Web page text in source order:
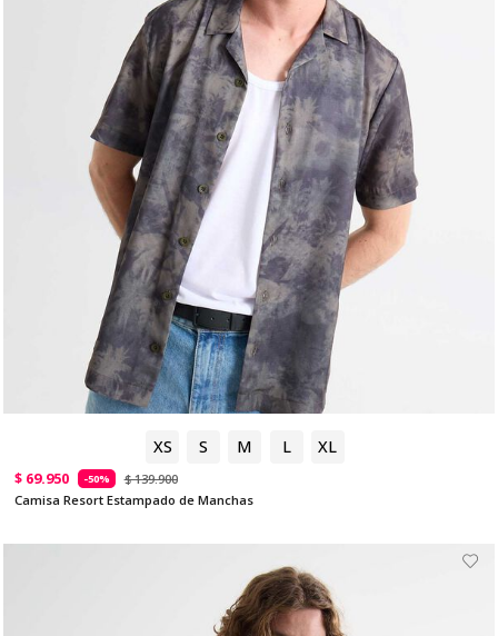
XS S M L XL
$ 69.950 -50%
$ 139.900
Camisa Resort Estampado de Manchas